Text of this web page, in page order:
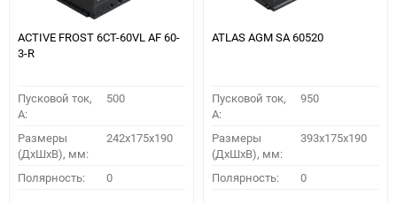
ПОДОБРАТЬ
ACTIVE FROST 6СТ-60VL АF 60-
3-R
Пусковой ток,
A:
500
Размеры
(ДхШхВ), мм:
242x175x190
Полярность: 0
ATLAS AGM SA 60520
Пусковой ток,
A:
950
Размеры
(ДхШхВ), мм:
393x175x190
Полярность: 0